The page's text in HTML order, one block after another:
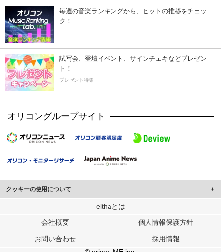
毎週の音楽ランキングから、ヒットの推移をチェッ
ク！
試写会、登壇イベント、サインチェキなどプレゼン
ト！
プレゼント特集
オリコングループサイト
クッキーの使用について
このサイトでは Cookie を使用して、ユーザーに合わせたコンテンツや広告の
行っています。
メディアや広告配信、データ解析の各パートナーに提供しています。
各パートナーは、この情報とユーザーが各パートナーに提供した他の情報や、
elthaとは
会社概要 個人情報保護方針
お問い合わせ
採用情報